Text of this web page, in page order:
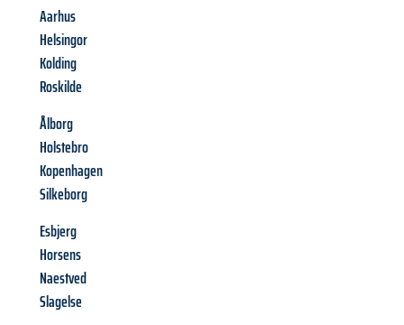
Aarhus
Helsingor
Kolding
Roskilde
Ålborg
Holstebro
Kopenhagen
Silkeborg
Esbjerg
Horsens
Naestved
Slagelse